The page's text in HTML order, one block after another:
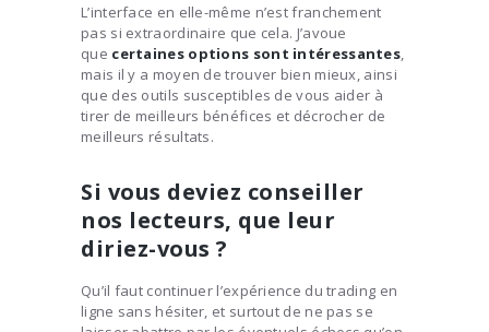
L’interface en elle-même n’est franchement
pas si extraordinaire que cela. J’avoue
que certaines options sont intéressantes,
mais il y a moyen de trouver bien mieux, ainsi
que des outils susceptibles de vous aider à
tirer de meilleurs bénéfices et décrocher de
meilleurs résultats.
Si vous deviez conseiller
nos lecteurs, que leur
diriez-vous ?
Qu’il faut continuer l’expérience du trading en
ligne sans hésiter, et surtout de ne pas se